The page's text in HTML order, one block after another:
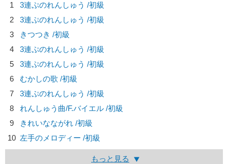
1
3連ぷのれんしゅう /初級
2
3連ぷのれんしゅう /初級
3
きつつき /初級
4
3連ぷのれんしゅう /初級
5
3連ぷのれんしゅう /初級
6
むかしの歌 /初級
7
3連ぷのれんしゅう /初級
8
れんしゅう曲/F.バイエル /初級
9
きれいなながれ /初級
10 左手のメロディー /初級
もっと見る